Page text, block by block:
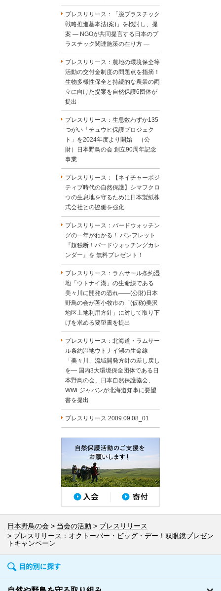
プレスリリース：「脱プラスチック
戦略推進基本法(案)」を検討し、提
案 ― NGOが共同提言する日本のプ
ラスチック関連施策の在り方 ―
プレスリリース：農地の環境保全等
活動の交付金制度の問題点を指摘！
生物多様性保全と持続的な農業の両
立に向けた提案を自然保護6団体が
提出
プレスリリース：生息数わずか135
つがい「チュウヒ保護プロジェク
ト」を2024年度より開始 （公
財）日本野鳥の会 創立90周年記念
事業
プレスリリース：【ネイチャーポジ
ティブ時代の自然保護】シマフクロ
ウの生息地を守るために日本製紙株
式会社との協働を強化
プレスリリース：バードウォッチン
グの一年がわかる！ パンフレット
『超独断！バードウォッチングカレ
ンダー』を 無料プレゼント！
プレスリリース：ラムサール条約湿
地「ウトナイ湖」の生命線である
美々川に開発の恐れ――(公財)日本
野鳥の会が苫小牧市の「(仮称)美沢
地区土地利用方針」に対して取り下
げを求める要望書を提出
プレスリリース：北海道・ラムサー
ル条約湿地ウトナイ湖の生命線
「美々川」流域開発方針の差し戻し
を― 国内3大環境保全団体である日
本野鳥の会、日本自然保護協会、
WWFジャパンが北海道知事に要望
書を提出
プレスリリース 2009.09.08_01
日本野鳥の会 当会の活動
プレスリリース
プレスリリース：オクトーバー・ビッグ・デー！双眼鏡プレゼン
トキャンペーン